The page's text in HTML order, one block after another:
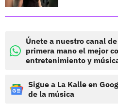
Únete a nuestro canal
primera mano el mejor
entretenimiento y
Sigue a La Kalle en
de la música